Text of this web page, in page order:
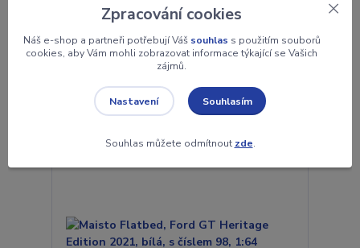
305 Kč
skladem 1
Přidat do košíku
Zpracování cookies
Náš e-shop a partneři potřebují Váš souhlas s použitím souborů
cookies, aby Vám mohli zobrazovat informace týkající se Vašich
zájmů.
Nastavení Souhlasím
Souhlas můžete odmítnout zde.